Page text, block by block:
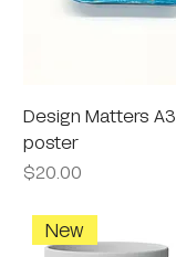
Design Matters A3
poster
Precio
$20.00
New